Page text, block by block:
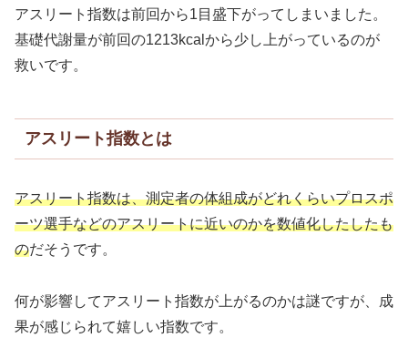
アスリート指数は前回から1目盛下がってしまいました。
基礎代謝量が前回の1213kcalから少し上がっているのが
救いです。
アスリート指数とは
アスリート指数は、測定者の体組成がどれくらいプロスポ
ーツ選手などのアスリートに近いのかを数値化したしたも
のだそうです。
何が影響してアスリート指数が上がるのかは謎ですが、成
果が感じられて嬉しい指数です。